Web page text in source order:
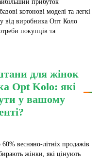
прибуток
котонові моделі та легкі
від виробника Опт Коло
покупців та
для жінок
Opt Kolo: які
у вашому
весняно-літніх продажів
жінки, які цінують